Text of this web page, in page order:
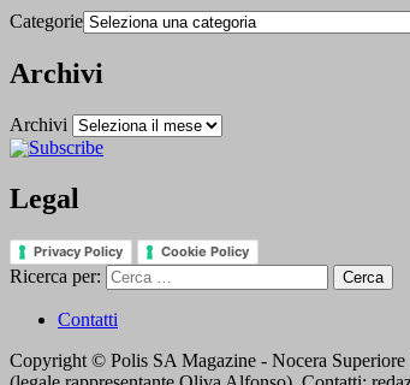
Categorie
Archivi
Archivi
Legal
Privacy Policy Cookie Policy
Ricerca per:
Contatti
Copyright © Polis SA Magazine - Nocera